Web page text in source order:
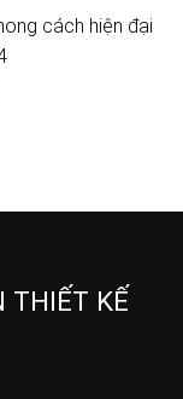
cách hiện đại
THIẾT KẾ